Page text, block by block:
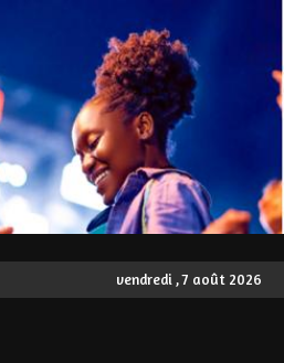
vendredi , 7 août 2026